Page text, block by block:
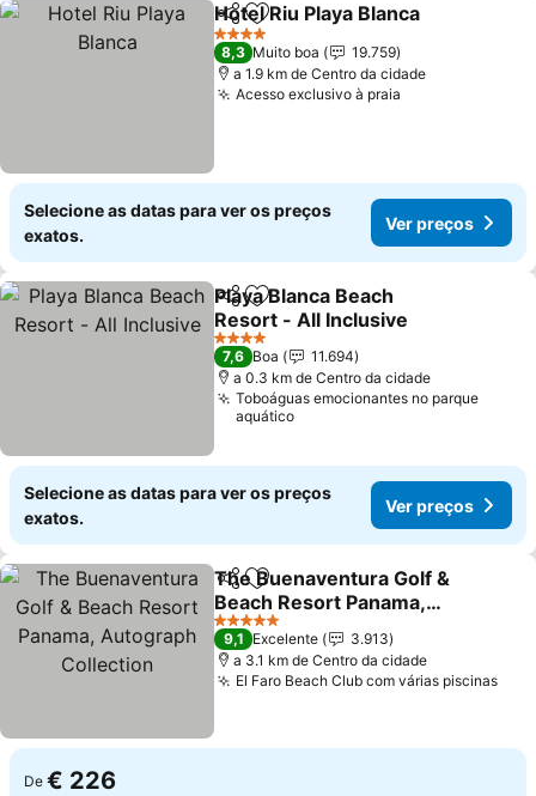
PartilharAdicionar aos favoritos
Hotel Riu Playa Blanca
4 Estrelas
8,3 Muito boa
19.759
a 1.9 km de Centro da cidade
Acesso exclusivo à praia
Selecione as datas para ver os preços
exatos.
Ver preços
PartilharAdicionar aos favoritos
Playa Blanca Beach
Resort - All Inclusive
4 Estrelas
7,6 Boa
11.694
a 0.3 km de Centro da cidade
Toboáguas emocionantes no parque
aquático
Selecione as datas para ver os preços
exatos.
Ver preços
PartilharAdicionar aos favoritos
The Buenaventura Golf &
Beach Resort Panama,
Autograph Collection
5 Estrelas
9,1 Excelente
3.913
a 3.1 km de Centro da cidade
El Faro Beach Club com várias piscinas
De € 226